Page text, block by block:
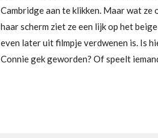
Cambridge aan te klikken. Maar wat
haar scherm ziet ze een lijk op het
even later uit filmpje verdwenen is. Is
Connie gek geworden? Of speelt